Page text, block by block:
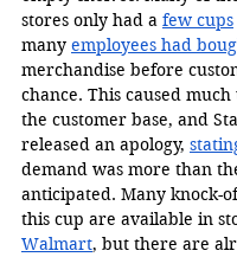
stores only had a few cups
many employees had
merchandise before
chance. This caused
the customer base, and
released an apology,
demand was more than
anticipated. Many knock-
this cup are available in
Walmart, but there are